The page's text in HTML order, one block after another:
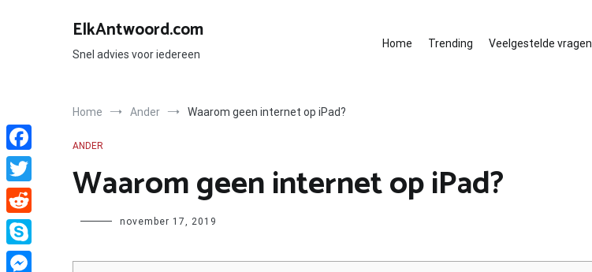
ElkAntwoord.com
Snel advies voor iedereen
Home Trending Veelgestelde vragen
Home Ander Waarom geen internet op iPad?
ANDER
Waarom geen internet op iPad?
Author november 17, 2019
Facebook
Twitter
Reddit
Skype